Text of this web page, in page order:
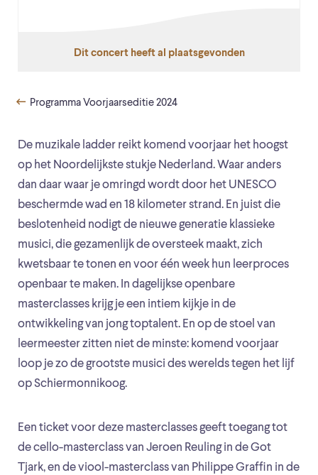
De muzikale ladder reikt komend voorjaar het hoogst
op het Noordelijkste stukje Nederland. Waar anders
dan daar waar je omringd wordt door het UNESCO
beschermde wad en 18 kilometer strand. En juist die
beslotenheid nodigt de nieuwe generatie klassieke
musici, die gezamenlijk de oversteek maakt, zich
kwetsbaar te tonen en voor één week hun leerproces
openbaar te maken. In dagelijkse openbare
masterclasses krijg je een intiem kijkje in de
ontwikkeling van jong toptalent. En op de stoel van
leermeester zitten niet de minste: komend voorjaar
loop je zo de grootste musici des werelds tegen het lijf
op Schiermonnikoog.
Een ticket voor deze masterclasses geeft toegang tot
de cello-masterclass van Jeroen Reuling in de Got
Tjark, en de viool-masterclass van Philippe Graffin in de
Dit concert heeft al plaatsgevonden
Programma Voorjaarseditie 2024